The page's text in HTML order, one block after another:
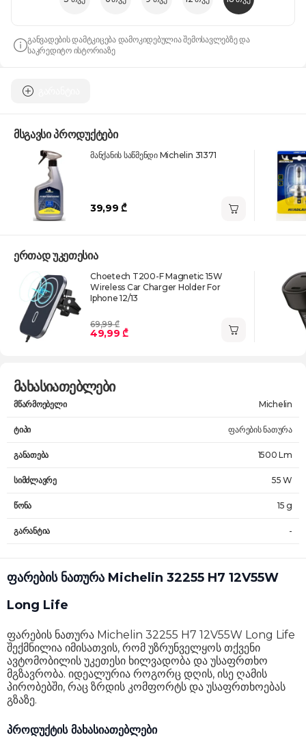
განვადების დამტკიცება დამოკიდებულია შემოსავლებზე და
საკრედიტო ისტორიაზე
მსგავსი პროდუქტები
მანქანის საწმენდი Michelin 31371
39,99 ₾
ერთად უკეთესია
Choetech T200-F Magnetic 15W
Wireless Car Charger Holder For
Iphone 12/13
69,99 ₾
49,99 ₾
მახასიათებლები
მწარმოებელი Michelin
ტიპი ფარების ნათურა
განათება 1500 Lm
სიმძლავრე 55 W
წონა 15 g
გარანტია -
ფარების ნათურა Michelin 32255 H7 12V55W
Long Life
ფარების ნათურა Michelin 32255 H7 12V55W Long Life
შექმნილია იმისათვის, რომ უზრუნველყოს თქვენი
ავტომობილის უკეთესი ხილვადობა და უსაფრთხო
მგზავრობა. იდეალურია როგორც დღის, ისე ღამის
პირობებში, რაც ზრდის კომფორტს და უსაფრთხოებას
გზაზე.
პროდუქტის მახასიათებლები